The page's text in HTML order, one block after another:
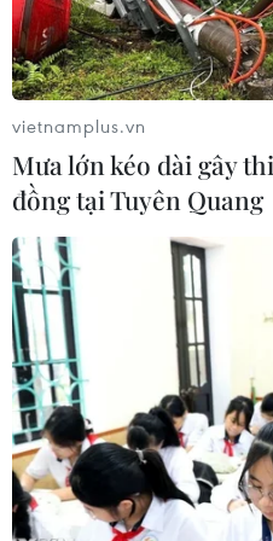
Binh lính Nga.
Ngày 11/9, NATO
khoảng 1000 quân ở
thêm sự hỗ trợ của
mặc dù Kiev cho hay
vietnamplus.vn
Mưa lớn kéo dài gây
đồng tại Tuyên Quang